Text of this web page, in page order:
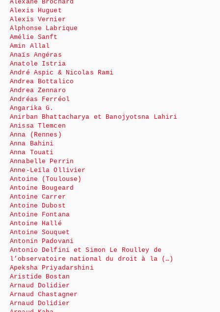
Alexane Brochard
Alexis Huguet
Alexis Vernier
Alphonse Labrique
Amélie Sanft
Amin Allal
Anaïs Angéras
Anatole Istria
André Aspic & Nicolas Rami
Andrea Bottalico
Andrea Zennaro
Andréas Ferréol
Angarika G.
Anirban Bhattacharya et Banojyotsna Lahiri
Anissa Tlemcen
Anna (Rennes)
Anna Bahini
Anna Touati
Annabelle Perrin
Anne-Leïla Ollivier
Antoine (Toulouse)
Antoine Bougeard
Antoine Carrer
Antoine Dubost
Antoine Fontana
Antoine Hallé
Antoine Souquet
Antonin Padovani
Antonio Delfini et Simon Le Roulley de
l’observatoire national du droit à la (…)
Apeksha Priyadarshini
Aristide Bostan
Arnaud Dolidier
Arnaud Chastagner
Arnaud Dolidier